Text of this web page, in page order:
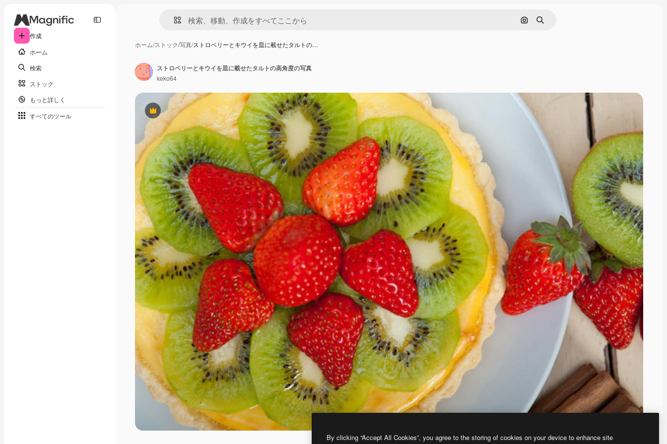
作成
ホーム
検索
ストック
もっと詳しく
すべてのツール
画像で検索
検索
ホーム/ストック/写真/ストロベリーとキウイを皿に載せたタルトの…
Premium
ストロベリーとキウイを皿に載せたタルトの高角度の写真
keko64
By clicking “Accept All Cookies”, you agree to the storing of cookies on your device to enhance site